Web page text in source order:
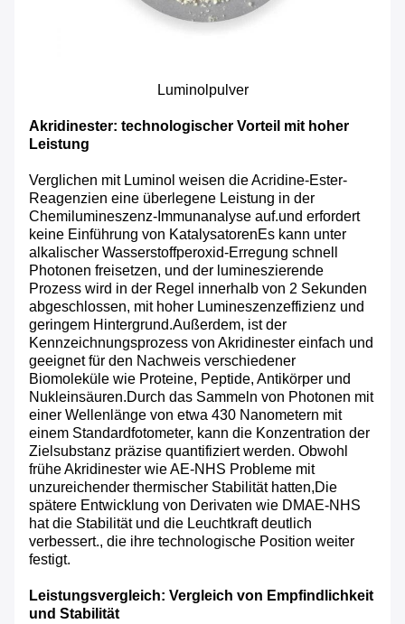
Luminolpulver
Akridinester: technologischer Vorteil mit hoher
Leistung
Verglichen mit Luminol weisen die Acridine-Ester-
Reagenzien eine überlegene Leistung in der
Chemilumineszenz-Immunanalyse auf.und erfordert
keine Einführung von KatalysatorenEs kann unter
alkalischer Wasserstoffperoxid-Erregung schnell
Photonen freisetzen, und der lumineszierende
Prozess wird in der Regel innerhalb von 2 Sekunden
abgeschlossen, mit hoher Lumineszenzeffizienz und
geringem Hintergrund.Außerdem, ist der
Kennzeichnungsprozess von Akridinester einfach und
geeignet für den Nachweis verschiedener
Biomoleküle wie Proteine, Peptide, Antikörper und
Nukleinsäuren.Durch das Sammeln von Photonen mit
einer Wellenlänge von etwa 430 Nanometern mit
einem Standardfotometer, kann die Konzentration der
Zielsubstanz präzise quantifiziert werden. Obwohl
frühe Akridinester wie AE-NHS Probleme mit
unzureichender thermischer Stabilität hatten,Die
spätere Entwicklung von Derivaten wie DMAE-NHS
hat die Stabilität und die Leuchtkraft deutlich
verbessert., die ihre technologische Position weiter
festigt.
Leistungsvergleich: Vergleich von Empfindlichkeit
und Stabilität